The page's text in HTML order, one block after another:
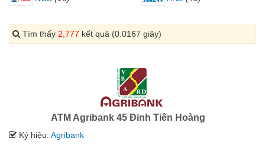
Tìm thấy 2,777 kết quả (0.0167 giây)
ATM Agribank 45 Đinh Tiên Hoàng
Ký hiệu: Agribank